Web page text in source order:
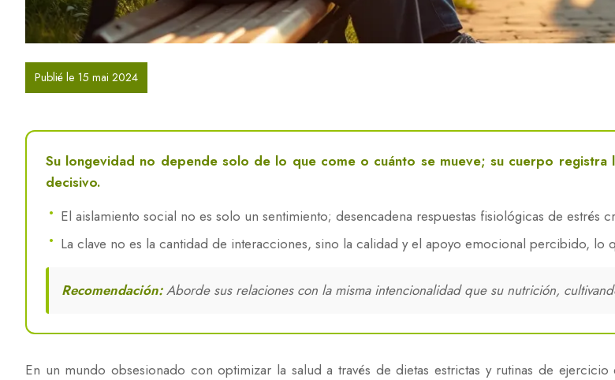
Publié le 15 mai 2024
Su longevidad no depende solo de lo que come o cuánto se mueve; su cuerpo
decisivo.
El aislamiento social no es solo un sentimiento; desencadena respuestas fisiológicas de
La clave no es la cantidad de interacciones, sino la calidad y el apoyo emocional percibido, lo
Recomendación:Aborde sus relaciones con la misma intencionalidad que su nutrición,
En un mundo obsesionado con optimizar la salud a través de dietas estrictas y rutinas de